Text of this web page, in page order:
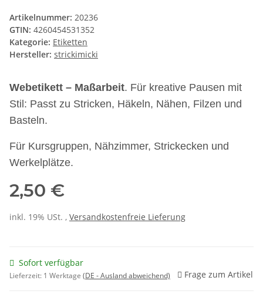
Artikelnummer: 20236
GTIN: 4260454531352
Kategorie: Etiketten
Hersteller: strickimicki
Webetikett – Maßarbeit. Für kreative Pausen mit
Stil: Passt zu Stricken, Häkeln, Nähen, Filzen und
Basteln.
Für Kursgruppen, Nähzimmer, Strickecken und
Werkelplätze.
2,50 €
inkl. 19% USt. , Versandkostenfreie Lieferung
Sofort verfügbar
Lieferzeit: 1 Werktage (DE - Ausland abweichend) Frage zum Artikel